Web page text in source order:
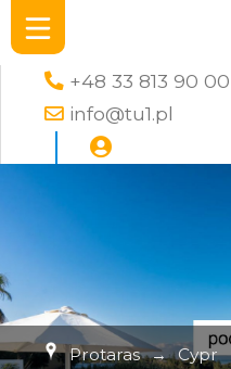
+48 33 813 90 00
info@tu1.pl
Protaras → Cypr